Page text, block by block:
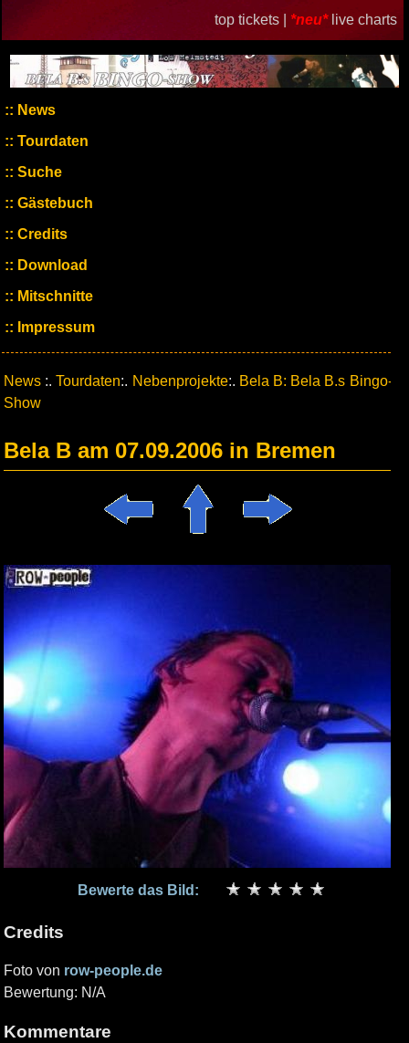
top tickets | *neu* live charts
News
Tourdaten
Suche
Gästebuch
Credits
Download
Mitschnitte
Impressum
News :.Tourdaten:. Nebenprojekte:. Bela B: Bela B.s Bingo-
Show
Bela B am 07.09.2006 in Bremen
Bewerte das Bild:
Credits
Foto von row-people.de
Bewertung: N/A
Kommentare